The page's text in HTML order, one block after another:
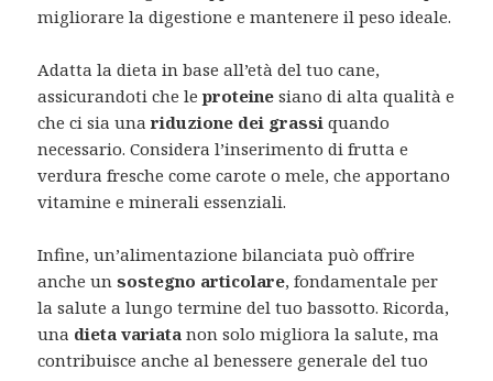
migliorare la digestione e mantenere il peso ideale.
Adatta la dieta in base all’età del tuo cane,
assicurandoti che leproteine siano di alta qualità e
che ci sia unariduzione dei grassi quando
necessario. Considera l’inserimento di frutta e
verdura fresche come carote o mele, che apportano
vitamine e minerali essenziali.
Infine, un’alimentazione bilanciata può offrire
anche unsostegno articolare, fondamentale per
la salute a lungo termine del tuo bassotto. Ricorda,
una dieta variata non solo migliora la salute, ma
contribuisce anche al benessere generale del tuo